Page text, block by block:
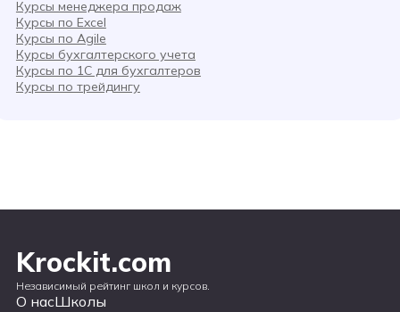
Курсы менеджера продаж
Курсы по Excel
Курсы по Agile
Курсы бухгалтерского учета
Курсы по 1С для бухгалтеров
Курсы по трейдингу
Krockit.com
Независимый рейтинг школ и курсов.
О насШколы